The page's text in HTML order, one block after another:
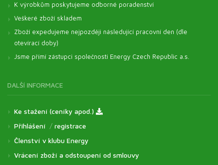
K výrobkům poskytujeme odborné poradenství
Veškeré zboží skladem
Zboží expedujeme nejpozději následující pracovní den (dle
otevírací doby)
Jsme přímí zástupci společnosti Energy Czech Republic a.s.
DALŠÍ INFORMACE
Ke stažení (ceníky apod.)
Přihlášení / registrace
Členství v klubu Energy
Vrácení zboží a odstoupení od smlouvy